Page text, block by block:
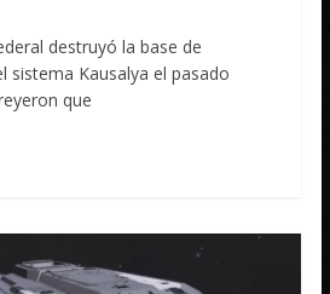
destruyó la base de
sistema Kausalya el pasado
que